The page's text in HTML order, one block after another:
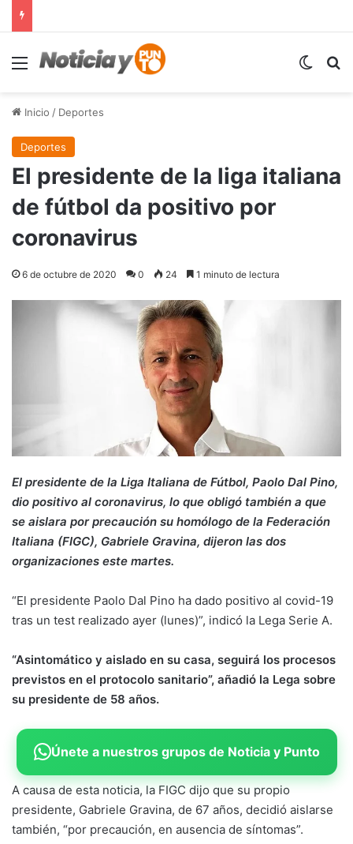
Menú
Inicio / Deportes
Deportes
El presidente de la liga italiana
de fútbol da positivo por
coronavirus
6 de octubre de 2020 0 24 1 minuto de lectura
El presidente de la Liga Italiana de Fútbol, Paolo Dal Pino,
dio positivo al coronavirus, lo que obligó también a que
se aislara por precaución su homólogo de la Federación
Italiana (FIGC), Gabriele Gravina, dijeron las dos
organizaciones este martes.
“El presidente Paolo Dal Pino ha dado positivo al covid-19
tras un test realizado ayer (lunes)”, indicó la Lega Serie A.
“Asintomático y aislado en su casa, seguirá los procesos
previstos en el protocolo sanitario”, añadió la Lega sobre
su presidente de 58 años.
Únete a nuestros grupos de Noticia y Punto
A causa de esta noticia, la FIGC dijo que su propio
presidente, Gabriele Gravina, de 67 años, decidió aislarse
también, “por precaución, en ausencia de síntomas”.